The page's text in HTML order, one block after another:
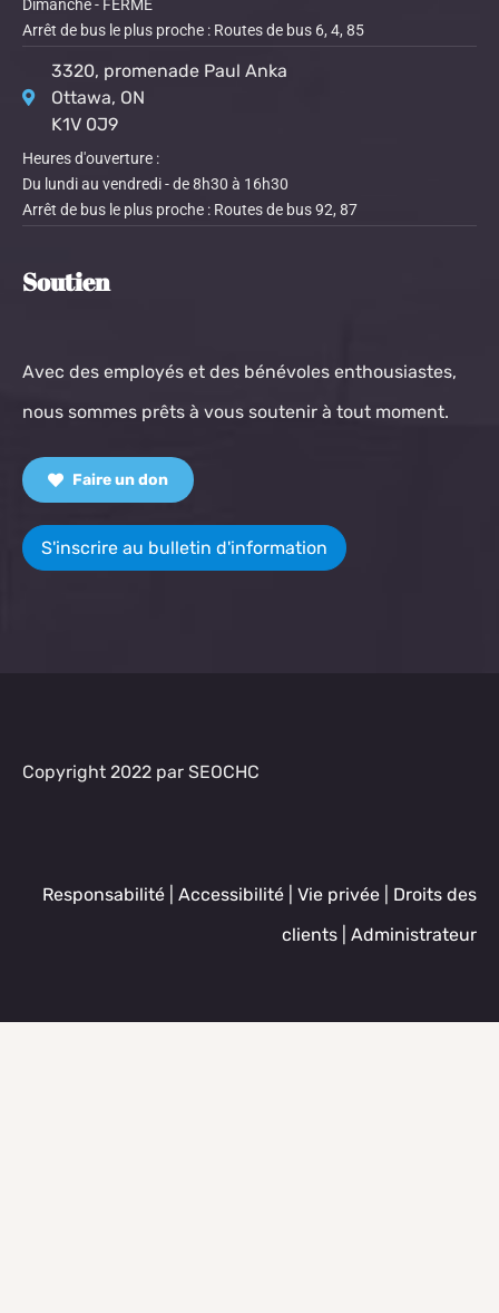
Dimanche - FERMÉ
Arrêt de bus le plus proche : Routes de bus 6, 4, 85
3320, promenade Paul Anka
Ottawa, ON
K1V 0J9
Heures d'ouverture :
Du lundi au vendredi - de 8h30 à 16h30
Arrêt de bus le plus proche : Routes de bus 92, 87
Soutien
Avec des employés et des bénévoles enthousiastes,
nous sommes prêts à vous soutenir à tout moment.
Faire un don
S'inscrire au bulletin d'information
Copyright 2022 par SEOCHC
Responsabilité Accessibilité Vie privée
Droits des
clients
Administrateur